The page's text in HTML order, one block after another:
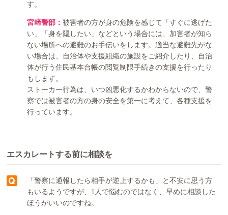
す。
宮﨑警部：被害者の方が身の危険を感じて「すぐに逃げた
い」「身を隠したい」などという場合には、加害者が知ら
ない場所への避難のお手伝いをします。適当な避難先がな
い場合は、自治体や支援組織の施設をご紹介したり、自治
体が行う住民基本台帳の閲覧制限手続きの支援を行ったり
もします。
ストーカー行為は、いつ凶悪化するかわからないので、警
察では被害者の方の身の安全を第一に考えて、各種支援を
行っています。
エスカレートする前に相談を
「警察に通報したら相手が逆上するかも」と不安に思う方
もいるようですが、1人で悩むのではなく、早めに相談した
ほうがいいのですね。